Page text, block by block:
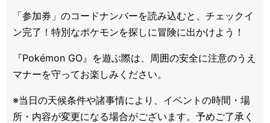
「参加券」のコードナンバーを読み込むと、チェックイ
ン完了！特別なポケモンを探しに冒険に出かけよう！
『Pokémon GO』を遊ぶ際は、周囲の安全に注意のうえ
マナーを守ってお楽しみください。
※当日の天候条件や諸事情により、イベントの時間・場
所・内容が変更になる場合がございます。予めご了承く